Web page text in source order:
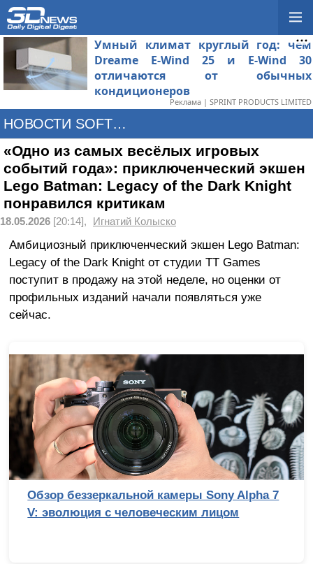
Умный климат круглый год: чем
Dreame E-Wind 25 и E-Wind 30
отличаются от обычных
кондиционеров
Реклама | SPRINT PRODUCTS LIMITED
НОВОСТИ SOFTWARE
«Одно из самых весёлых игровых
событий года»: приключенческий экшен
Lego Batman: Legacy of the Dark Knight
понравился критикам
18.05.2026 [20:14], Игнатий Колыско
Амбициозный приключенческий экшен Lego Batman:
Legacy of the Dark Knight от студии TT Games
поступит в продажу на этой неделе, но оценки от
профильных изданий начали появляться уже
сейчас.
Обзор беззеркальной камеры Sony Alpha 7
V: эволюция с человеческим лицом